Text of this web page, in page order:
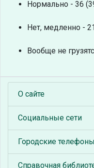
Нормально - 36
Нет, медленно -
Вообще не
О сайте
Социальные сети
Городские телефоны
Справочная